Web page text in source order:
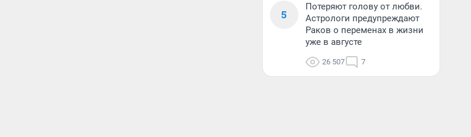
5
Потеряют голову от любви.
Астрологи предупреждают
Раков о переменах в жизни
уже в августе
26 507 7